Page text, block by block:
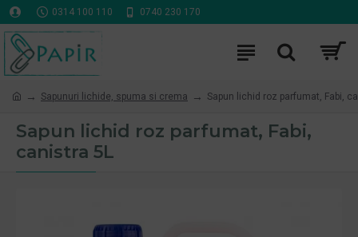
0314 100 110 0740 230 170
Sapunuri lichide, spuma si crema Sapun lichid roz parfumat, Fabi,
Sapun lichid roz parfumat, Fabi,
canistra 5L